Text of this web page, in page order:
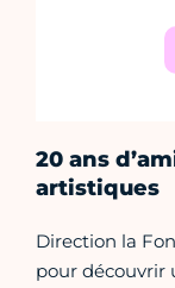
20 ans
artistiques
Direction la
pour découvrir